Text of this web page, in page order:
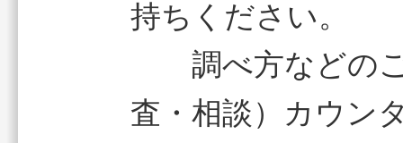
持ちください。
調べ方などのご
査・相談）カウン